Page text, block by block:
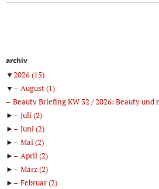
archiv
▼2026(15)
▼
August(1)
Beauty Briefing KW 32 / 2026: Beauty
►
Juli(2)
►
Juni(2)
►
Mai(2)
►
April(2)
►
März(2)
►
Februar(2)